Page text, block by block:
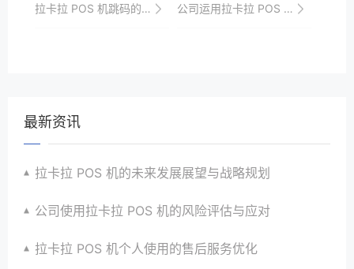
拉卡拉 POS 机跳码的案例研究与防范对策 公司运用拉卡拉 POS 机的数据分析
最新资讯
拉卡拉 POS 机的未来发展展望与战略规划
公司使用拉卡拉 POS 机的风险评估与应对
拉卡拉 POS 机个人使用的售后服务优化